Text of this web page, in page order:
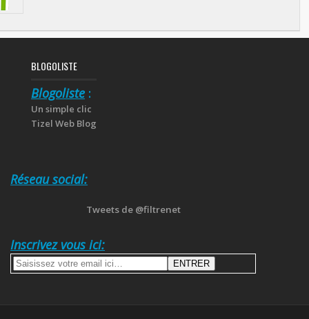
BLOGOLISTE
Blogoliste :
Un simple clic
Tizel Web Blog
Réseau social:
Tweets de @filtrenet
Inscrivez vous ici: